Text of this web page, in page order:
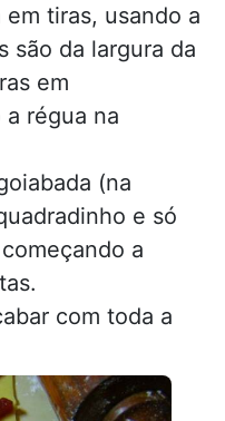
tiras, usando a
são da largura da
em
régua na
(na
e só
a
com toda a